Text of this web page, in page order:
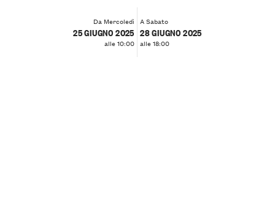
Da Mercoledì
25 GIUGNO 2025
alle 10:00
A Sabato
28 GIUGNO 2025
alle 18:00